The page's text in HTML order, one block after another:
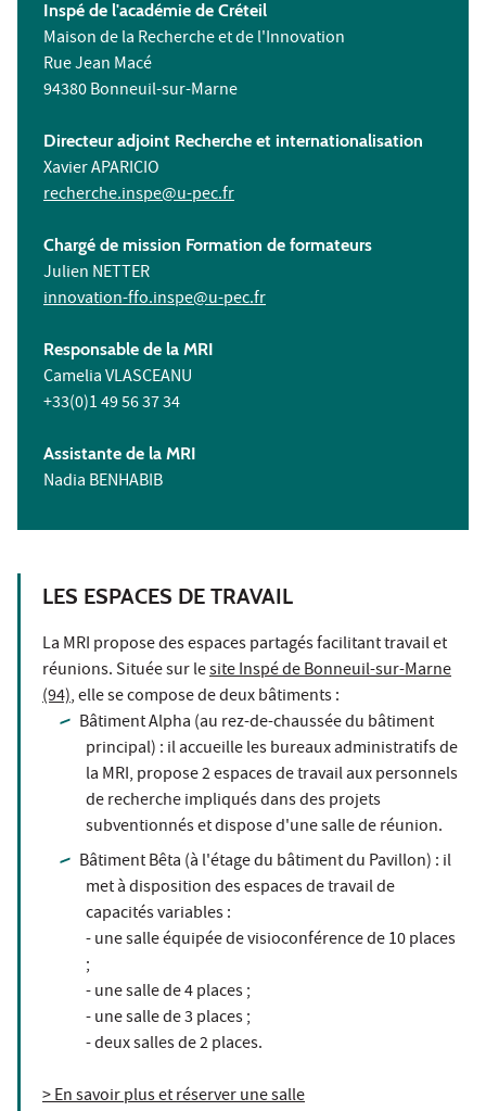
Inspé de l'académie de Créteil
Maison de la Recherche et de l'Innovation
Rue Jean Macé
94380 Bonneuil-sur-Marne
Directeur adjoint Recherche et internationalisation
Xavier APARICIO
recherche.inspe@u-pec.fr
Chargé de mission Formation de formateurs
Julien NETTER
innovation-ffo.inspe@u-pec.fr
Responsable de la MRI
Camelia VLASCEANU
+33(0)1 49 56 37 34
Assistante de la MRI
Nadia BENHABIB
LES ESPACES DE TRAVAIL
La MRI propose des espaces partagés facilitant travail et
réunions. Située sur lesite Inspé de Bonneuil-sur-Marne
(94), elle se compose de deux bâtiments :
Bâtiment Alpha (au rez-de-chaussée du bâtiment
principal) : il accueille les bureaux administratifs de
la MRI, propose 2 espaces de travail aux personnels
de recherche impliqués dans des projets
subventionnés et dispose d'une salle de réunion.
Bâtiment Bêta (à l'étage du bâtiment du Pavillon) : il
met à disposition des espaces de travail de
capacités variables :
- une salle équipée de visioconférence de 10 places
;
- une salle de 4 places ;
- une salle de 3 places ;
- deux salles de 2 places.
> En savoir plus et réserver une salle